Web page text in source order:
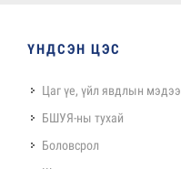
ҮНДСЭН ЦЭС
Цаг үе, үйл явдлын мэдээ
БШУЯ-ны тухай
Боловсрол